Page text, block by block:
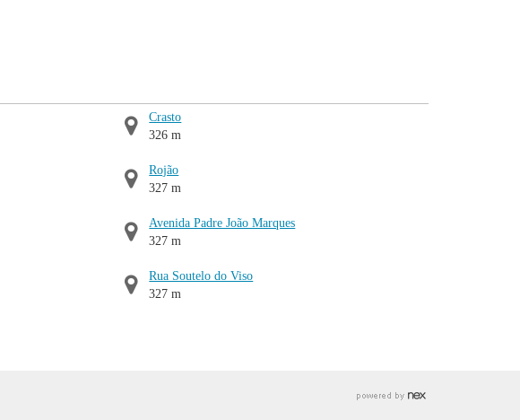
Crasto
326 m
Rojão
327 m
Avenida Padre João Marques
327 m
Rua Soutelo do Viso
327 m